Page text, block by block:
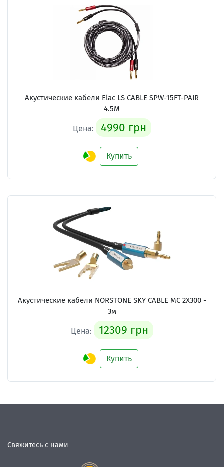
Акустические кабели Elac LS CABLE SPW-15FT-PAIR
4.5M
Цена: 4990 грн
Купить
Акустические кабели NORSTONE SKY CABLE MC 2X300 -
3м
Цена: 12309 грн
Купить
Свяжитесь с нами